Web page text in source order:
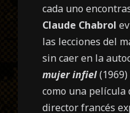
cada uno
Claude Chabrol
las lecciones del
sin caer en la
mujer infiel
como una
director francés